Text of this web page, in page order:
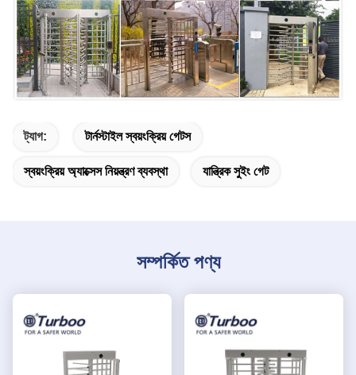
ট্যাগ: টার্নস্টাইল স্বয়ংক্রিয় গেটস
স্বয়ংক্রিয় অ্যাক্সেস নিয়ন্ত্রণ ব্যবস্থা যান্ত্রিক সুইং গেট
সম্পর্কিত পণ্য